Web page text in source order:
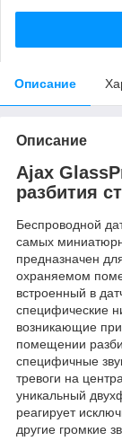
Описание
Описание
Ajax
разбития
Беспроводной
самых
предназначен
охраняемом
встроенный в
специфические
возникающие
помещении
специфичные
тревоги на
уникальный
реагирует
другие громкие